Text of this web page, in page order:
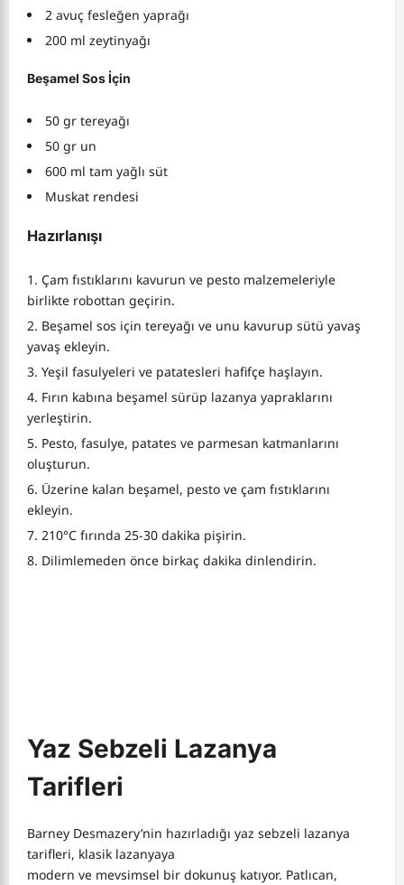
2 avuç fesleğen yaprağı
200 ml zeytinyağı
Beşamel Sos İçin
50 gr tereyağı
50 gr un
600 ml tam yağlı süt
Muskat rendesi
Hazırlanışı
Çam fıstıklarını kavurun ve pesto malzemeleriyle
birlikte robottan geçirin.
Beşamel sos için tereyağı ve unu kavurup sütü yavaş
yavaş ekleyin.
Yeşil fasulyeleri ve patatesleri hafifçe haşlayın.
Fırın kabına beşamel sürüp lazanya yapraklarını
yerleştirin.
Pesto, fasulye, patates ve parmesan katmanlarını
oluşturun.
Üzerine kalan beşamel, pesto ve çam fıstıklarını
ekleyin.
210°C fırında 25-30 dakika pişirin.
Dilimlemeden önce birkaç dakika dinlendirin.
Yaz Sebzeli Lazanya
Tarifleri
Barney Desmazery’nin hazırladığı yaz sebzeli lazanya
tarifleri, klasik lazanyaya
modern ve mevsimsel bir dokunuş katıyor. Patlıcan,